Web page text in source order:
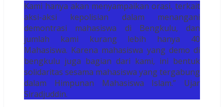
Kami hanya akan menyampaikan orasi, terkait
aksi-aksi kepolisian dalam menangani
demontrasi mahasiswa di Bengkulu, dan
jumlah kami kurang lebih hanya 40
Mahasiswa. Karena mahasiswa yang demo di
bengkulu juga bagian dari kami, ini bentuk
solidaritas sesama mahasiswa yang tergabung
dalam Himpunan Mahasiswa Islam.” Ujar
Siradjuddin.